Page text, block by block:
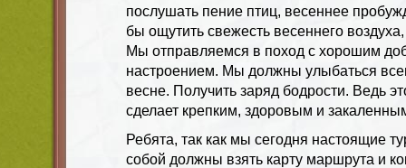
послушать пение птиц, весеннее
бы ощутить свежесть весеннего
Мы отправляемся в поход с хорошим
настроением. Мы должны улыбаться
весне. Получить заряд бодрости. Ведь
сделает крепким, здоровым и
Ребята, так как мы сегодня настоящие
собой должны взять карту маршрута и